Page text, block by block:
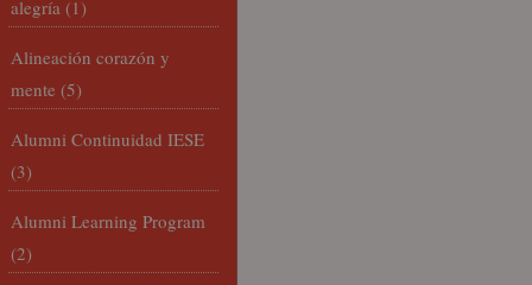
alegría (1)
Alineación corazón y
mente (5)
Alumni Continuidad IESE
(3)
Alumni Learning Program
(2)